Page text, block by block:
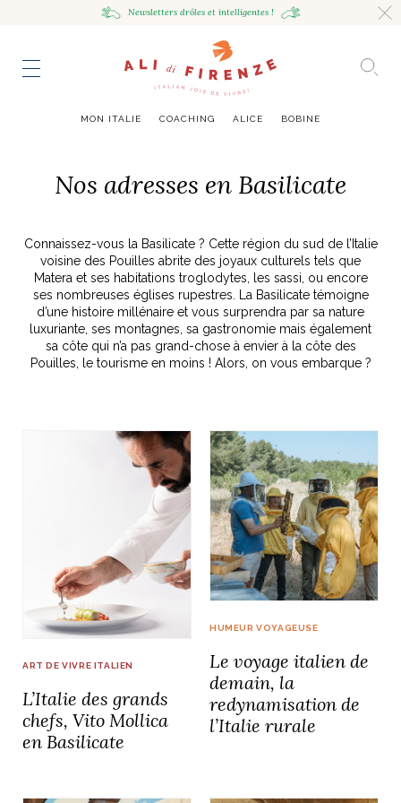
Newsletters drôles et intelligentes !
MON ITALIE COACHING ALICE BOBINE
VOYAGEUSE
CITY GUIDE
LIRE
master
ITALIENNE
AU SOIN DE SOI
RAYONNER
joie de vivre
NOUVEAU
BELLEZZA
DÉCOUVRIR
LE DÉCOR ITALIEN
LIRE
ART ET DESIGN
le
ART DE VIVRE ITALIEN
Leçon de style,
Marta Ferri
Lucia
ARTISANAT ITALIEN
Les cuirs de
Toscane
SENSIBILITÉ
physique
EN TÊTE-À-TÊTE
La Passeggiata à
Florence
ET FUGUEUSES
Cheron
MONTE LE SON
Mes podcasts
journal
WEBSERIE
Dolce Follia
Nos adresses en Basilicate
Connaissez-vous la Basilicate ? Cette région du sud de l’Italie
voisine des Pouilles abrite des joyaux culturels tels que
Matera et ses habitations troglodytes, les sassi, ou encore
ses nombreuses églises rupestres. La Basilicate témoigne
d’une histoire millénaire et vous surprendra par sa nature
luxuriante, ses montagnes, sa gastronomie mais également
sa côte qui n’a pas grand-chose à envier à la côte des
Pouilles, le tourisme en moins ! Alors, on vous embarque ?
ART DE VIVRE ITALIEN
L’Italie des grands
chefs, Vito Mollica
en Basilicate
HUMEUR VOYAGEUSE
Le voyage italien de
demain, la
redynamisation de
l’Italie rurale